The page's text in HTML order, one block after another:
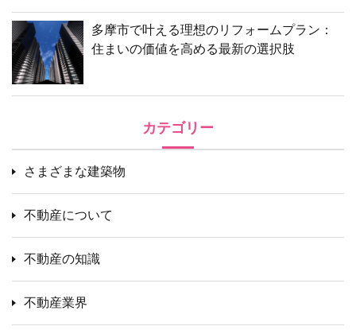
多摩市で叶える理想のリフォームプラン：
住まいの価値を高める最新の選択肢
カテゴリー
さまざまな建築物
不動産について
不動産の知識
不動産業界